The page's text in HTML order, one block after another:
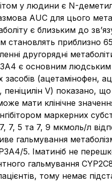
у людини є N-
AUC для цього
є близьким до
становлять приблизно
другорядні
є основним людським
засобів
V) показано,
мати клінічне
маркерних
7, 5 та 7, 9 мкмоль/л
гальмування
5. Іматиніб не
гальмування
тому немає